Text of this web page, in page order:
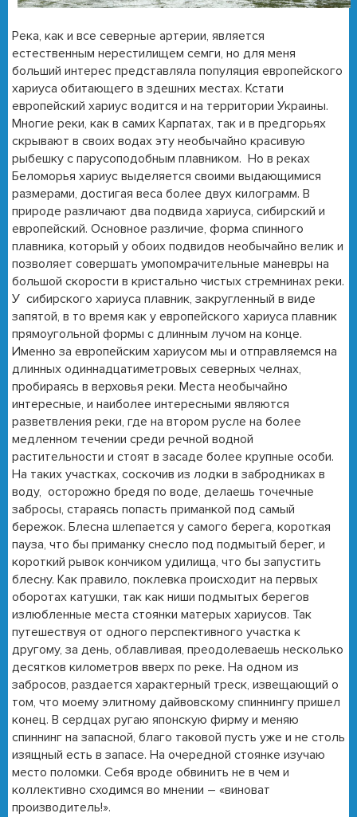
Река, как и все северные артерии, является
естественным нерестилищем семги, но для меня
больший интерес представляла популяция европейского
хариуса обитающего в здешних местах. Кстати
европейский хариус водится и на территории Украины.
Многие реки, как в самих Карпатах, так и в предгорьях
скрывают в своих водах эту необычайно красивую
рыбешку с парусоподобным плавником. Но в реках
Беломорья хариус выделяется своими выдающимися
размерами, достигая веса более двух килограмм. В
природе различают два подвида хариуса, сибирский и
европейский. Основное различие, форма спинного
плавника, который у обоих подвидов необычайно велик и
позволяет совершать умопомрачительные маневры на
большой скорости в кристально чистых стремнинах реки.
У сибирского хариуса плавник, закругленный в виде
запятой, в то время как у европейского хариуса плавник
прямоугольной формы с длинным лучом на конце.
Именно за европейским хариусом мы и отправляемся на
длинных одиннадцатиметровых северных челнах,
пробираясь в верховья реки. Места необычайно
интересные, и наиболее интересными являются
разветвления реки, где на втором русле на более
медленном течении среди речной водной
растительности и стоят в засаде более крупные особи.
На таких участках, соскочив из лодки в забродниках в
воду, осторожно бредя по воде, делаешь точечные
забросы, стараясь попасть приманкой под самый
бережок. Блесна шлепается у самого берега, короткая
пауза, что бы приманку снесло под подмытый берег, и
короткий рывок кончиком удилища, что бы запустить
блесну. Как правило, поклевка происходит на первых
оборотах катушки, так как ниши подмытых берегов
излюбленные места стоянки матерых хариусов. Так
путешествуя от одного перспективного участка к
другому, за день, облавливая, преодолеваешь несколько
десятков километров вверх по реке. На одном из
забросов, раздается характерный треск, извещающий о
том, что моему элитному дайвовскому спиннингу пришел
конец. В сердцах ругаю японскую фирму и меняю
спиннинг на запасной, благо таковой пусть уже и не столь
изящный есть в запасе. На очередной стоянке изучаю
место поломки. Себя вроде обвинить не в чем и
коллективно сходимся во мнении – «виноват
производитель!».